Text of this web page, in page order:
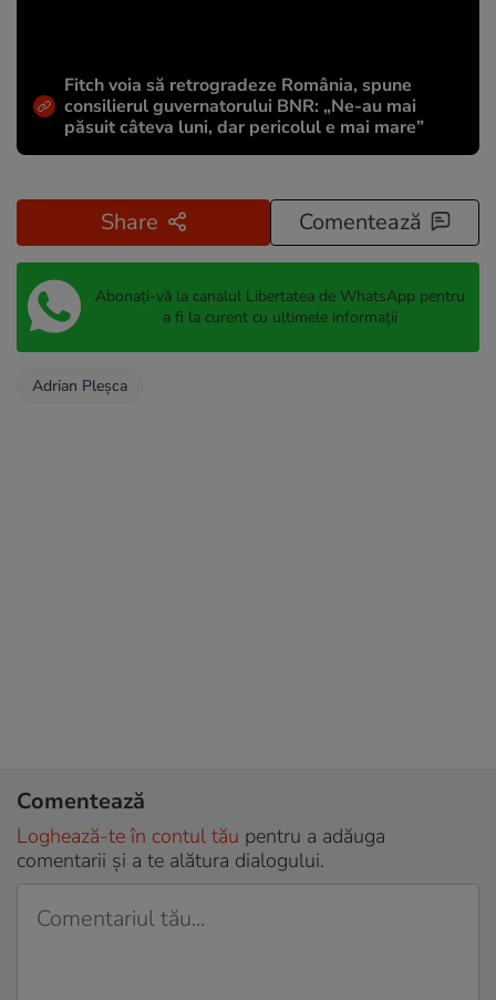
Fitch voia să retrogradeze România, spune
consilierul guvernatorului BNR: „Ne-au mai
păsuit câteva luni, dar pericolul e mai mare”
Share Comentează
Abonați-vă la canalul Libertatea de WhatsApp pentru
a fi la curent cu ultimele informații
Adrian Pleșca
Comentează
Loghează-te în contul tău pentru a adăuga
comentarii și a te alătura dialogului.